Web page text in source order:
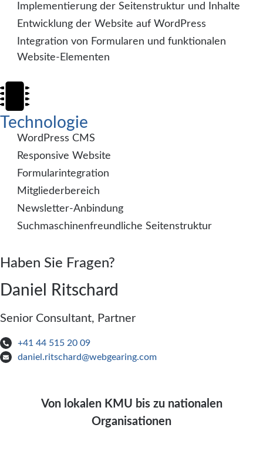
Implementierung der Seitenstruktur und Inhalte
Entwicklung der Website auf WordPress
Integration von Formularen und funktionalen
Website-Elementen
Technologie
WordPress CMS
Responsive Website
Formularintegration
Mitgliederbereich
Newsletter-Anbindung
Suchmaschinenfreundliche Seitenstruktur
Haben Sie Fragen?
Daniel Ritschard
Senior Consultant, Partner
+41 44 515 20 09
daniel.ritschard@webgearing.com
Von lokalen KMU bis zu nationalen
Organisationen